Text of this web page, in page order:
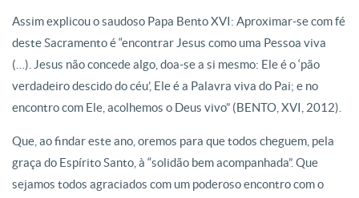
Assim explicou o saudoso Papa Bento XVI: Aproximar-se com fé
deste Sacramento é “encontrar Jesus como uma Pessoa viva
(…). Jesus não concede algo, doa-se a si mesmo: Ele é o ‘pão
verdadeiro descido do céu’, Ele é a Palavra viva do Pai; e no
encontro com Ele, acolhemos o Deus vivo” (BENTO, XVI, 2012).
Que, ao findar este ano, oremos para que todos cheguem, pela
graça do Espírito Santo, à “solidão bem acompanhada”. Que
sejamos todos agraciados com um poderoso encontro com o